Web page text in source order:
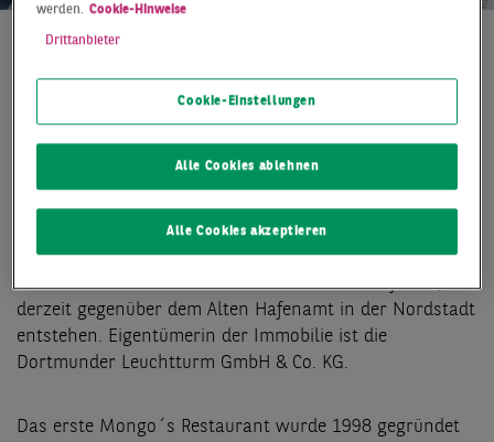
- Die Projektentwicklung Leuchtturm im
Dortmunder Hafenquartier bekommt einen weiteren
Mieter: Die Mongo’s Gastro GmbH mietete rund 1.000
Speicherstraße über die Berater von BNP Paribas Real
Estate. Das mongolische Restaurant wird 2021 seinen
Standort vom Rheinlanddamm in den Hafen verlegen.
Das Gebäude Leuchtturm ist eins von zwei Objekten, die
derzeit gegenüber dem Alten Hafenamt in der Nordstadt
entstehen. Eigentümerin der Immobilie ist die
Dortmunder Leuchtturm GmbH & Co. KG.
Das erste Mongo´s Restaurant wurde 1998 gegründet
werden. Cookie-Hinweise
Drittanbieter
Cookie-Einstellungen
Alle Cookies ablehnen
Alle Cookies akzeptieren